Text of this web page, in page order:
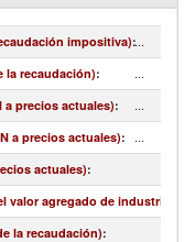
impositiva):...
la recaudación): ...
precios actuales): ...
a precios actuales): ...
actuales):
valor agregado de industria y
la recaudación):